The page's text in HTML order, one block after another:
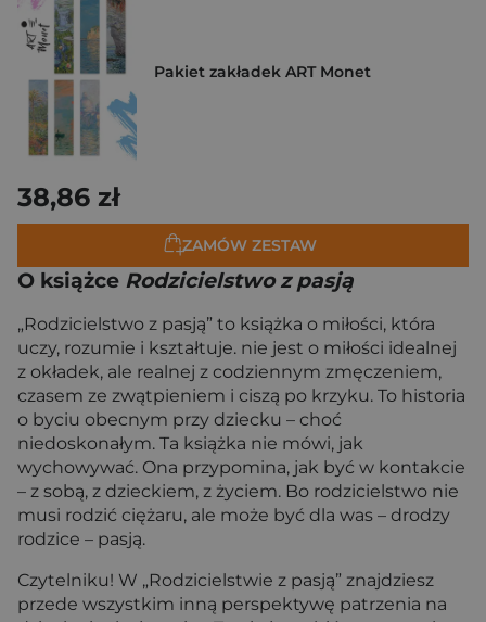
Pakiet zakładek ART Monet
38,86 zł
ZAMÓW ZESTAW
O książce Rodzicielstwo z pasją
„Rodzicielstwo z pasją” to książka o miłości, która
uczy, rozumie i kształtuje. nie jest o miłości idealnej
z okładek, ale realnej z codziennym zmęczeniem,
czasem ze zwątpieniem i ciszą po krzyku. To historia
o byciu obecnym przy dziecku – choć
niedoskonałym. Ta książka nie mówi, jak
wychowywać. Ona przypomina, jak być w kontakcie
– z sobą, z dzieckiem, z życiem. Bo rodzicielstwo nie
musi rodzić ciężaru, ale może być dla was – drodzy
rodzice – pasją.
Czytelniku! W „Rodzicielstwie z pasją” znajdziesz
przede wszystkim inną perspektywę patrzenia na